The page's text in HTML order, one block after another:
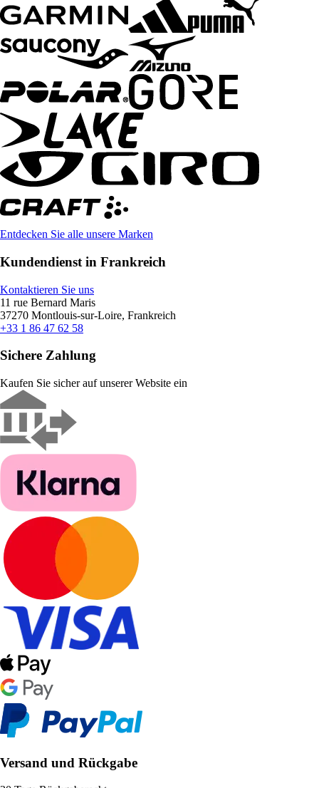
Entdecken Sie alle unsere Marken
Kundendienst in Frankreich
Kontaktieren Sie uns
11 rue Bernard Maris
37270 Montlouis-sur-Loire, Frankreich
+33 1 86 47 62 58
Sichere Zahlung
Kaufen Sie sicher auf unserer Website ein
Versand und Rückgabe